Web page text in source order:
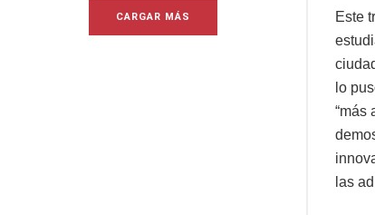
CARGAR MÁS
Este
lo
“más
las